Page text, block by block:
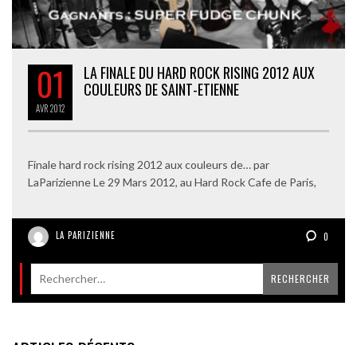
01
AVR2012
LA FINALE DU HARD ROCK RISING 2012 AUX
COULEURS DE SAINT-ETIENNE
Finale hard rock rising 2012 aux couleurs de… par
LaParizienne Le 29 Mars 2012, au Hard Rock Cafe de Paris,
LA PARIZIENNE 0